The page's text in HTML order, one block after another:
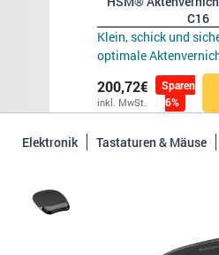
C16
Klein, schick und
optimale
200,72€
inkl. MwSt.
Sparen
6%
Elektronik Tastaturen & Mäuse